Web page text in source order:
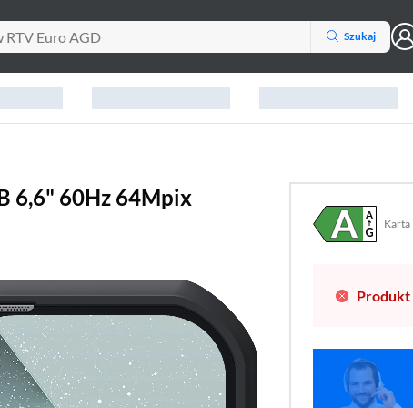
Szukaj
6,6" 60Hz 64Mpix
Plik
Produkt